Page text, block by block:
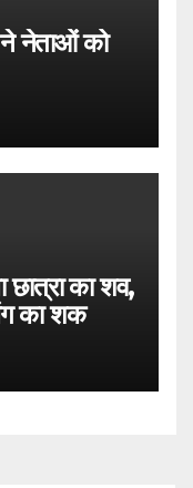
ने नेताओं को
छात्रा का शव,
का शक